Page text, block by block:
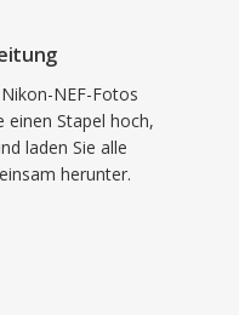
NEF-Fotos
einen Stapel hoch,
laden Sie alle
herunter.